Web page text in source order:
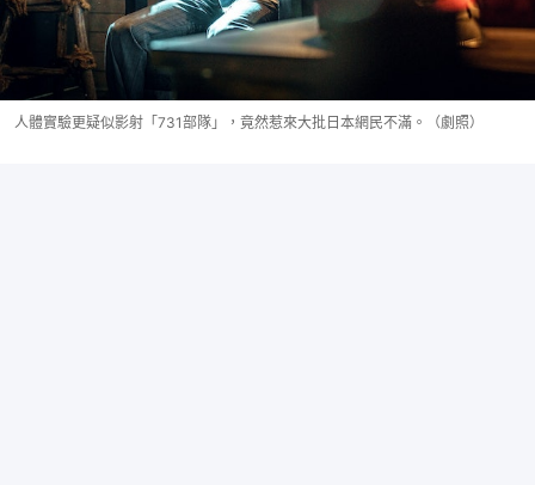
人體實驗更疑似影射「731部隊」，竟然惹來大批日本網民不滿。（劇照）